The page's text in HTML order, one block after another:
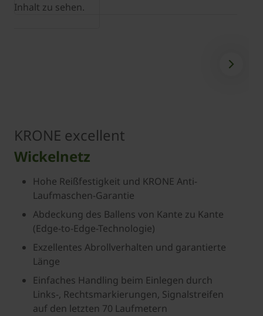
Inhalt zu sehen.
KRONE excellent
Wickelnetz
Hohe Reißfestigkeit und KRONE Anti-
Laufmaschen-Garantie
Abdeckung des Ballens von Kante zu Kante
(Edge-to-Edge-Technologie)
Exzellentes Abrollverhalten und garantierte
Länge
Einfaches Handling beim Einlegen durch
Links-, Rechtsmarkierungen, Signalstreifen
auf den letzten 70 Laufmetern